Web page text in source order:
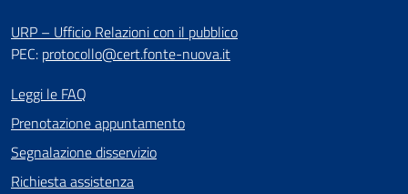
URP – Ufficio Relazioni con il pubblico
PEC: protocollo@cert.fonte-nuova.it
Leggi le FAQ
Prenotazione appuntamento
Segnalazione disservizio
Richiesta assistenza